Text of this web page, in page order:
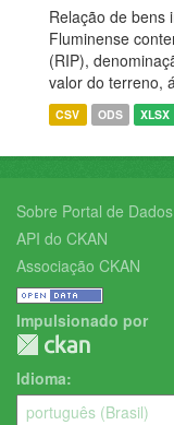
Relação de bens
Fluminense
(RIP),
valor do terreno,
CSV ODS XLSX
Sobre Portal de
API do CKAN
Associação CKAN
Impulsionado por
Idioma